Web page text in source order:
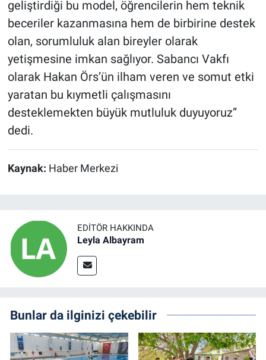
geliştirdiği bu model, öğrencilerin hem teknik
beceriler kazanmasına hem de birbirine destek
olan, sorumluluk alan bireyler olarak
yetişmesine imkan sağlıyor. Sabancı Vakfı
olarak Hakan Örs’ün ilham veren ve somut etki
yaratan bu kıymetli çalışmasını
desteklemekten büyük mutluluk duyuyoruz”
dedi.
Kaynak: Haber Merkezi
EDITÖR HAKKINDA
Leyla Albayram
Bunlar da ilginizi çekebilir